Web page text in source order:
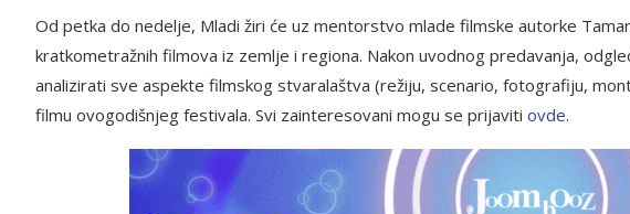
Od petka do nedelje, Mladi žiri će uz mentorstvo mlade filmske autorke
kratkometražnih filmova iz zemlje i regiona. Nakon uvodnog predavanja,
analizirati sve aspekte filmskog stvaralaštva (režiju, scenario, fotografiju,
filmu ovogodišnjeg festivala. Svi zainteresovani mogu se prijaviti ovde.